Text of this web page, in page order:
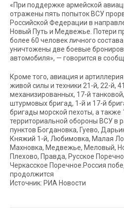
«При поддержке армейской
отражены пять попыток ВСУ
Российской Федерации в
Новый Путь и Медвежье. Потери
более 60 человек личного
уничтожены две боевые
автомобиля», — говорится в
Кроме того, авиация и
живой силы и техники 21-й, 22-й,
механизированных, 17-й
штурмовых бригад, 1-й и 17-й
бригады морской пехоты, а также
территориальной обороны ВСУ в
пунктов Богдановка, Гуево,
Княжий 1-й, Любимовка, Малая
Махновка, Медвежье, Меловый,
Плехово, Правда, Русское
Черкасское Поречное.Россия
продолжится
Источник: РИА Новости